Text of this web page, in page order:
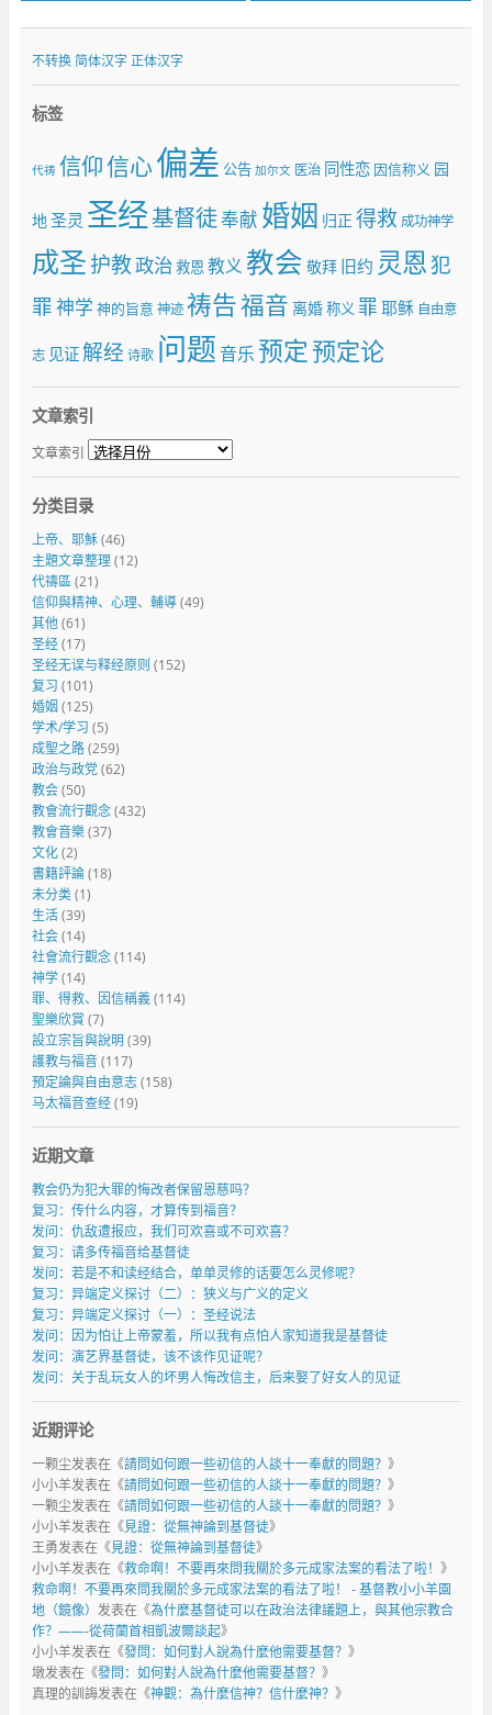
不转换 简体汉字 正体汉字
标签
代祷 信仰信心偏差 公告 加尔文 医治 同性恋 因信称义 园
地 圣灵 圣经基督徒奉献 婚姻 归正 得救 成功神学
成圣护教政治救恩 教义 教会 敬拜 旧约 灵恩犯
罪神学 神的旨意 神迹 祷告福音 离婚称义 罪 耶稣 自由意
志 见证解经 诗歌 问题音乐预定预定论
文章索引
文章索引
分类目录
上帝、耶穌(46)
主題文章整理(12)
代禱區(21)
信仰與精神、心理、輔導(49)
其他(61)
圣经(17)
圣经无误与释经原则 (152)
复习 (101)
婚姻 (125)
学术/学习 (5)
成聖之路(259)
政治与政党(62)
教会(50)
教會流行觀念(432)
教會音樂(37)
文化(2)
書籍評論(18)
未分类(1)
生活(39)
社会(14)
社會流行觀念(114)
神学(14)
罪、得救、因信稱義(114)
聖樂欣賞 (7)
設立宗旨與說明 (39)
護教与福音(117)
預定論與自由意志(158)
马太福音查经(19)
近期文章
教会仍为犯大罪的悔改者保留恩慈吗？
复习：传什么内容，才算传到福音？
发问：仇敌遭报应，我们可欢喜或不可欢喜？
复习：请多传福音给基督徒
发问：若是不和读经结合，单单灵修的话要怎么灵修呢？
复习：异端定义探讨（二）：狭义与广义的定义
复习：异端定义探讨（一）：圣经说法
发问：因为怕让上帝蒙羞，所以我有点怕人家知道我是基督徒
发问：演艺界基督徒，该不该作见证呢？
发问：关于乱玩女人的坏男人悔改信主，后来娶了好女人的见证
近期评论
一颗尘发表在《請問如何跟一些初信的人談十一奉獻的問題？ 》
小小羊发表在《請問如何跟一些初信的人談十一奉獻的問題？ 》
一颗尘发表在《請問如何跟一些初信的人談十一奉獻的問題？ 》
小小羊发表在《見證：從無神論到基督徒》
王勇发表在《見證：從無神論到基督徒》
小小羊发表在《救命啊！不要再來問我關於多元成家法案的看法了啦！ 》
救命啊！不要再來問我關於多元成家法案的看法了啦！ - 基督教小小羊園
地（鏡像） 发表在《為什麼基督徒可以在政治法律議題上，與其他宗教合
作？——-從荷蘭首相凱波爾談起》
小小羊发表在《發問：如何對人說為什麼他需要基督？ 》
墩发表在《發問：如何對人說為什麼他需要基督？ 》
真理的訓誨发表在《神觀：為什麼信神？信什麼神？ 》